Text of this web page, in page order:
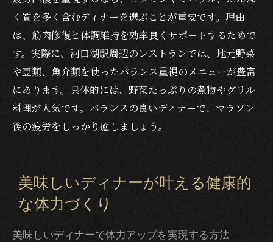
く質を多く含むディナーを選ぶことが重要です。理由
は、筋肉修復と体調維持を効率良くサポートするためで
す。実際に、河口湖駅周辺のレストランでは、地元野菜
や豆類、魚介類を使ったバランス重視のメニューが豊富
にあります。具体的には、野菜たっぷりの煮物やグリル
料理が人気です。バランスの良いディナーで、マラソン
後の疲労をしっかり癒しましょう。
美味しいディナーが叶える健康的
な体力づくり
美味しいディナーで体力アップを実現する方法